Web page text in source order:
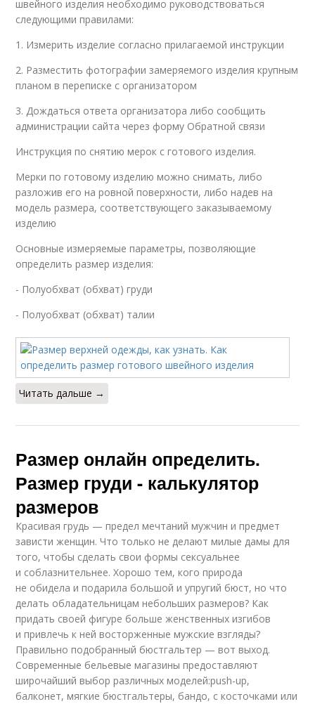
швейного изделия необходимо руководствоваться
следующими правилами:
1. Измерить изделие согласно прилагаемой инструкции
2. Разместить фотографии замеряемого изделия крупным
планом в переписке с организатором
3. Дождаться ответа организатора либо сообщить
администрации сайта через форму Обратной связи
Инструкция по снятию мерок с готового изделия.
Мерки по готовому изделию можно снимать, либо
разложив его на ровной поверхности, либо надев на
модель размера, соответствующего заказываемому
изделию
Основные измеряемые параметры, позволяющие
определить размер изделия:
- Полуобхват (обхват) груди
- Полуобхват (обхват) талии
Читать дальше →
Размер онлайн определить.
Размер груди - калькулятор
размеров
Красивая грудь — предел мечтаний мужчин и предмет
зависти женщин. Что только не делают милые дамы для
того, чтобы сделать свои формы сексуальнее
и соблазнительнее. Хорошо тем, кого природа
не обидела и подарила большой и упругий бюст, но что
делать обладательницам небольших размеров? Как
придать своей фигуре больше женственных изгибов
и привлечь к ней восторженные мужские взгляды?
Правильно подобранный бюстгальтер — вот выход.
Современные бельевые магазины предоставляют
широчайший выбор различных моделей:push-up,
балконет, мягкие бюстгальтеры, бандо, с косточками или